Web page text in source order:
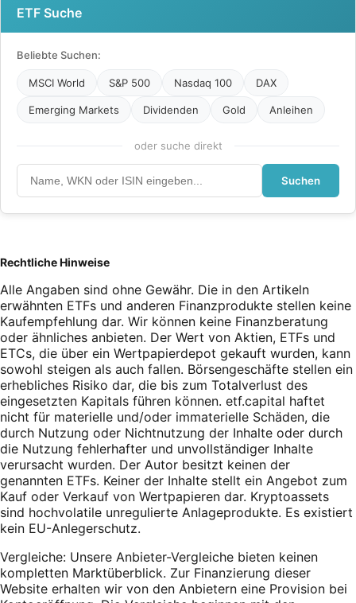
ETF Suche
Beliebte Suchen:
MSCI World S&P 500 Nasdaq 100 DAX
Emerging Markets Dividenden Gold Anleihen
oder suche direkt
Suchen
Rechtliche Hinweise
Alle Angaben sind ohne Gewähr. Die in den Artikeln
erwähnten ETFs und anderen Finanzprodukte stellen keine
Kaufempfehlung dar. Wir können keine Finanzberatung
oder ähnliches anbieten. Der Wert von Aktien, ETFs und
ETCs, die über ein Wertpapierdepot gekauft wurden, kann
sowohl steigen als auch fallen. Börsengeschäfte stellen ein
erhebliches Risiko dar, die bis zum Totalverlust des
eingesetzten Kapitals führen können. etf.capital haftet
nicht für materielle und/oder immaterielle Schäden, die
durch Nutzung oder Nichtnutzung der Inhalte oder durch
die Nutzung fehlerhafter und unvollständiger Inhalte
verursacht wurden. Der Autor besitzt keinen der
genannten ETFs. Keiner der Inhalte stellt ein Angebot zum
Kauf oder Verkauf von Wertpapieren dar. Kryptoassets
sind hochvolatile unregulierte Anlageprodukte. Es existiert
kein EU-Anlegerschutz.
Vergleiche: Unsere Anbieter-Vergleiche bieten keinen
kompletten Marktüberblick. Zur Finanzierung dieser
Website erhalten wir von den Anbietern eine Provision bei